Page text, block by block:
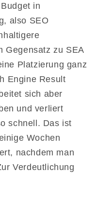
in
also SEO
Gegensatz zu SEA
Platzierung ganz
Engine Result
sich aber
und verliert
schnell. Das ist
Wochen
nachdem man
Verdeutlichung